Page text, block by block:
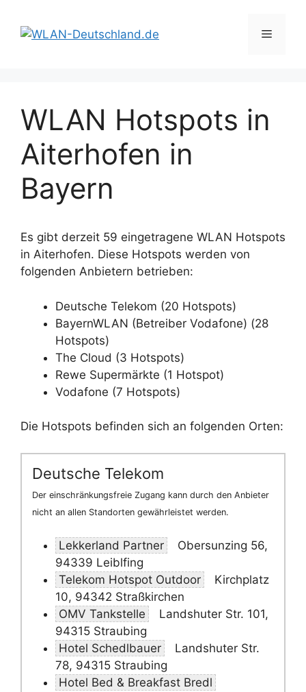
Inhalt
springen
Menü
WLAN Hotspots in
Aiterhofen in
Bayern
Es gibt derzeit 59 eingetragene WLAN Hotspots
in Aiterhofen. Diese Hotspots werden von
folgenden Anbietern betrieben:
Deutsche Telekom (20 Hotspots)
BayernWLAN (Betreiber Vodafone) (28
Hotspots)
The Cloud (3 Hotspots)
Rewe Supermärkte (1 Hotspot)
Vodafone (7 Hotspots)
Die Hotspots befinden sich an folgenden Orten:
Deutsche Telekom
Der einschränkungsfreie Zugang kann durch den Anbieter
nicht an allen Standorten gewährleistet werden.
Lekkerland Partner
Obersunzing 56,
94339 Leiblfing
Telekom Hotspot Outdoor
Kirchplatz
10, 94342 Straßkirchen
OMV Tankstelle
Landshuter Str. 101,
94315 Straubing
Hotel Schedlbauer
Landshuter Str.
78, 94315 Straubing
Hotel Bed & Breakfast Bredl